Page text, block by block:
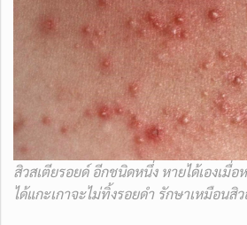
สิวสเตียรอยด์ อีกชนิดหนึ่ง หายได้เองเมื่อ
ได้แกะเกาจะไม่ทิ้งรอยดำ รักษาเหมือนสิ